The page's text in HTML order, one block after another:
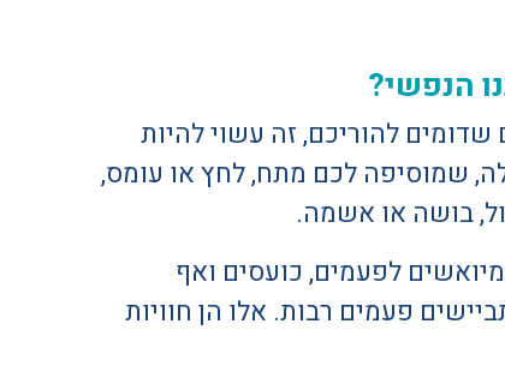
הנפשי?
להוריכם, זה עשוי להיות
שמוסיפה לכם מתח, לחץ או עומס,
בושה או אשמה.
לפעמים, כועסים ואף
פעמים רבות. אלו הן חוויות